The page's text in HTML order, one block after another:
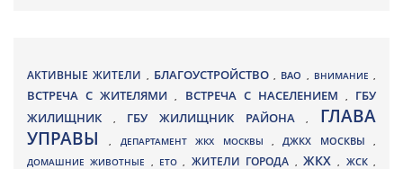
АКТИВНЫЕ ЖИТЕЛИ , БЛАГОУСТРОЙСТВО , ВАО , ВНИМАНИЕ ,
ВСТРЕЧА С ЖИТЕЛЯМИ, ВСТРЕЧА С НАСЕЛЕНИЕМ , ГБУ
ЖИЛИЩНИК
, ГБУ ЖИЛИЩНИК РАЙОНА, ГЛАВА
УПРАВЫ, ДЕПАРТАМЕНТ ЖКХ МОСКВЫ ,ДЖКХ МОСКВЫ ,
ДОМАШНИЕ ЖИВОТНЫЕ , ЕТО, ЖИТЕЛИ ГОРОДА , ЖКХ, ЖСК,